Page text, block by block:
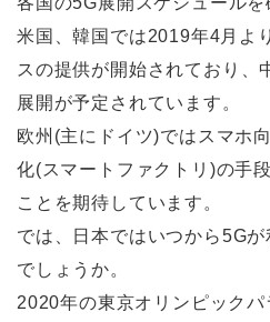
米国、韓国では2019年4月よ
スの提供が開始されており、
展開が予定されています。
欧州(主にドイツ)ではスマホ
化(スマートファクトリ)の手
ことを期待しています。
では、日本ではいつから5G
でしょうか。
2020年の東京オリンピック